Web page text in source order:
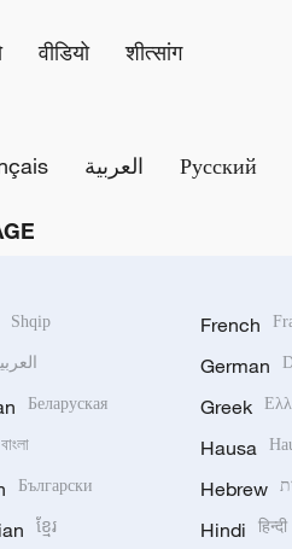
वीडियो शीत्सांग
العربية Русский
Shqip
Беларуская
বাংলা
Български
ខ្មែរ
French
German
Greek
Hausa
Hebrew
Hindi हिन्दी